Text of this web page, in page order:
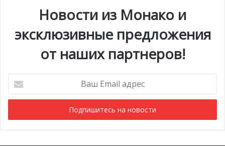
на безупречную организацию и высококлассный прием
Новости из Монако и
эксклюзивные предложения
от наших партнеров!
Email
адрес